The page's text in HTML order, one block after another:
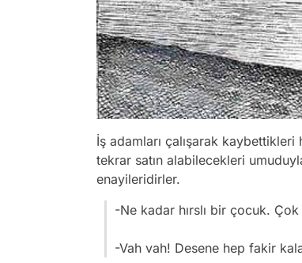
İş adamları çalışarak
tekrar satın alabilecekleri
enayileridirler.
-Ne kadar hırslı bir çocuk.
-Vah vah! Desene hep fakir